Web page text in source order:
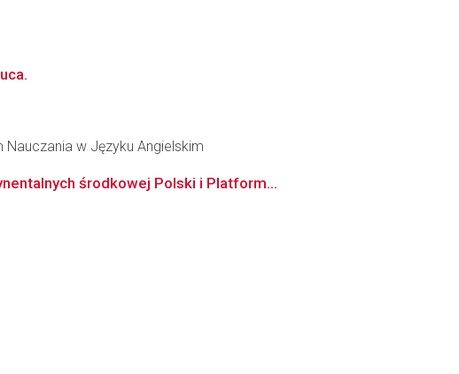
Nauczania w Języku Angielskim
środkowej Polski i Platform...